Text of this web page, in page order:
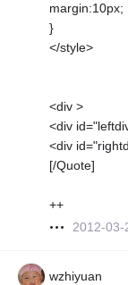
margin:10px;
}
</style>
<div >
<div
<div
[/Quote]
++
2012-03-
wzhiyuan